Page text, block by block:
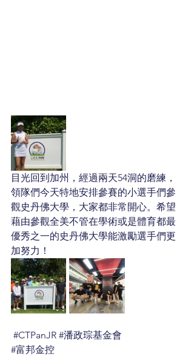
目光回到加州，經過兩天54洞的磨練，
領隊們今天特地安排參賽的小選手們參
觀史丹佛大學，大家都非常開心。希望
藉由參觀全美不管在學術或是體育都最
優秀之一的史丹佛大學能激勵選手們更
加努力！
#CTPanJR #潘政琮基金會
#富邦金控